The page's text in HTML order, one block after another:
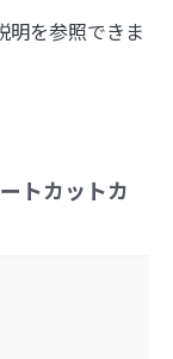
明を参照できま
トカットカ